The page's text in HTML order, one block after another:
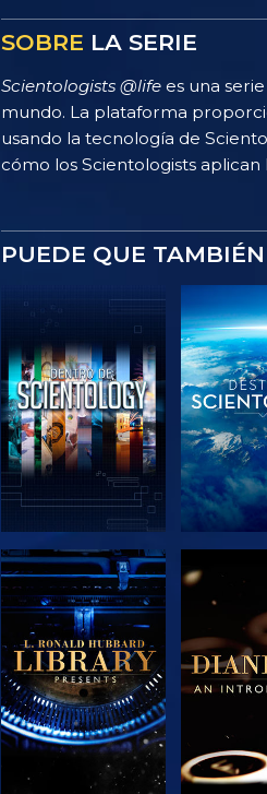
SOBRE LA SERIE
Scientologists @life es una
mundo. La plataforma
usando la tecnología de
cómo los Scientologists aplican
PUEDE QUE TAMBIÉN
EXPLORA LAS
SERIES